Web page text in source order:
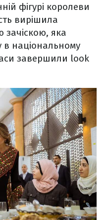
фігурі королеви
вирішила
яка
в національному
завершили look